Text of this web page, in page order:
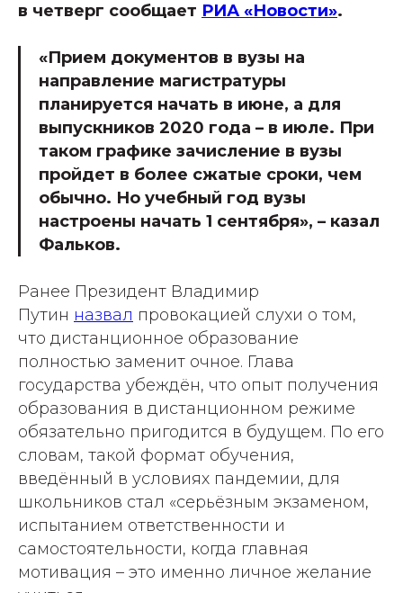
в четверг сообщает РИА «Новости».
«Прием документов в вузы на
направление магистратуры
планируется начать в июне, а для
выпускников 2020 года – в июле. При
таком графике зачисление в вузы
пройдет в более сжатые сроки, чем
обычно. Но учебный год вузы
настроены начать 1 сентября», – казал
Фальков.
Ранее Президент Владимир
Путин назвал провокацией слухи о том,
что дистанционное образование
полностью заменит очное. Глава
государства убеждён, что опыт получения
образования в дистанционном режиме
обязательно пригодится в будущем. По его
словам, такой формат обучения,
введённый в условиях пандемии, для
школьников стал «серьёзным экзаменом,
испытанием ответственности и
самостоятельности, когда главная
мотивация – это именно личное желание